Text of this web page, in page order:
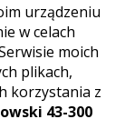
urządzeniu
w celach
moich
plikach,
korzystania z
43-300